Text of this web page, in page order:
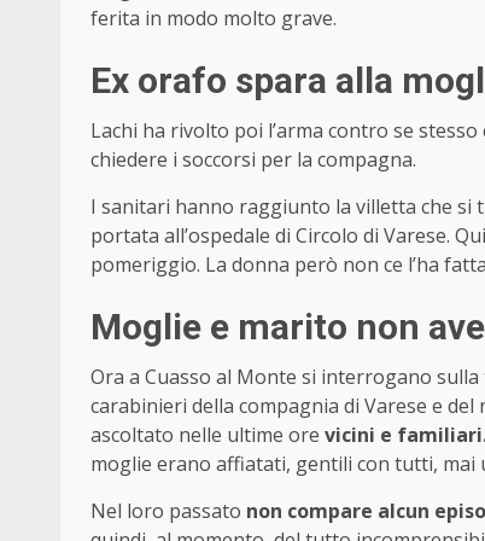
ferita in modo molto grave.
Ex orafo spara alla
Lachi ha rivolto poi l’arma contro se
chiedere i soccorsi per la compagna.
I sanitari hanno raggiunto la villetta che si
portata all’ospedale di Circolo di Varese.
pomeriggio. La donna però non ce l’ha
Moglie e marito non
Ora a Cuasso al Monte si interrogano
carabinieri della compagnia di Varese e
ascoltato nelle ultime ore vicini e
moglie erano affiatati, gentili con tutti, mai
Nel loro passato non compare alcun